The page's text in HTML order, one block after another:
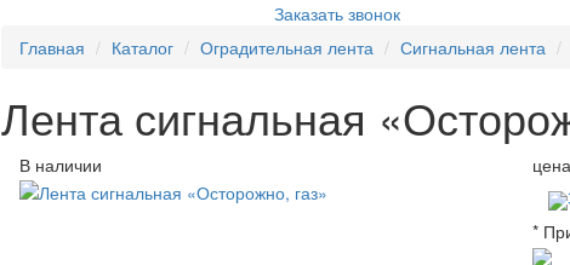
Заказать звонок
Главная
Каталог Оградительная лента Сигнальная лента
Лента сигнальная
В наличии
*